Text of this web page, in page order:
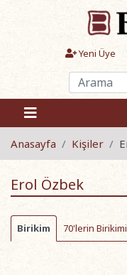
Yeni Üye
Anasayfa Kişiler
Erol Özbek
Birikim 70'lerin Birikimi